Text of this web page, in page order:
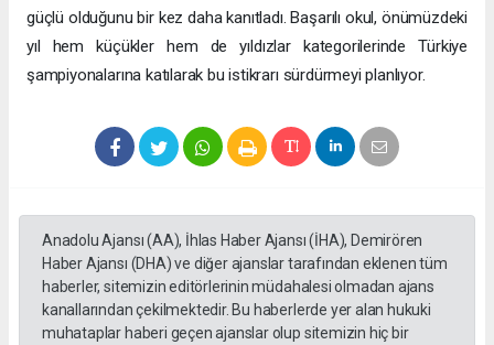
güçlü olduğunu bir kez daha kanıtladı. Başarılı okul, önümüzdeki
yıl hem küçükler hem de yıldızlar kategorilerinde Türkiye
şampiyonalarına katılarak bu istikrarı sürdürmeyi planlıyor.
Anadolu Ajansı (AA), İhlas Haber Ajansı (İHA), Demirören
Haber Ajansı (DHA) ve diğer ajanslar tarafından eklenen tüm
haberler, sitemizin editörlerinin müdahalesi olmadan ajans
kanallarından çekilmektedir. Bu haberlerde yer alan hukuki
muhataplar haberi geçen ajanslar olup sitemizin hiç bir